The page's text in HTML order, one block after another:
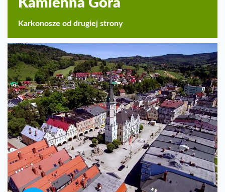
Kamienna Góra
Karkonosze od drugiej strony